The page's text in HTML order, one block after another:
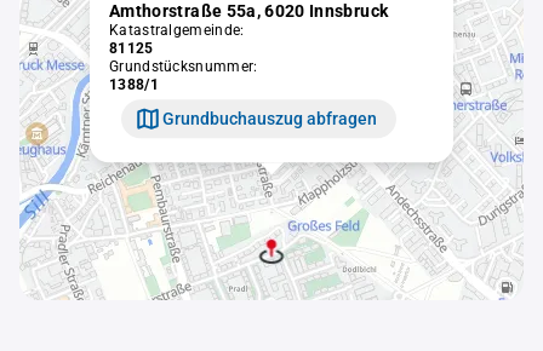
Amthorstraße 55a, 6020 Innsbruck
Katastralgemeinde:
81125
Grundstücksnummer:
1388/1
Grundbuchauszug abfragen